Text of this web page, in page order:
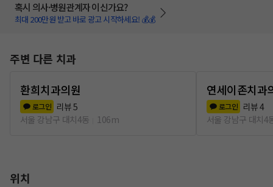
혹시 의사·병원관계자 이신가요?
최대 200만원 받고 바로 광고 시작하세요! 💰💰
주변 다른 치과
환희치과의원
로그인 리뷰5
서울 강남구 대치4동
106m
연세이존치과
로그인 리뷰4
서울 강남구 대치4
위치